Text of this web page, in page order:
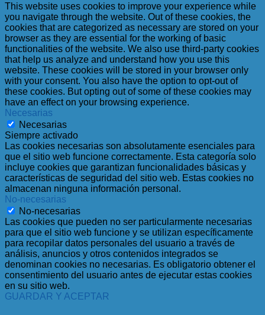
This website uses cookies to improve your experience while
you navigate through the website. Out of these cookies, the
cookies that are categorized as necessary are stored on your
browser as they are essential for the working of basic
functionalities of the website. We also use third-party cookies
that help us analyze and understand how you use this
website. These cookies will be stored in your browser only
with your consent. You also have the option to opt-out of
these cookies. But opting out of some of these cookies may
have an effect on your browsing experience.
Necesarias
Necesarias
Siempre activado
Las cookies necesarias son absolutamente esenciales para
que el sitio web funcione correctamente. Esta categoría solo
incluye cookies que garantizan funcionalidades básicas y
características de seguridad del sitio web. Estas cookies no
almacenan ninguna información personal.
No-necesarias
No-necesarias
Las cookies que pueden no ser particularmente necesarias
para que el sitio web funcione y se utilizan específicamente
para recopilar datos personales del usuario a través de
análisis, anuncios y otros contenidos integrados se
denominan cookies no necesarias. Es obligatorio obtener el
consentimiento del usuario antes de ejecutar estas cookies
en su sitio web.
GUARDAR Y ACEPTAR